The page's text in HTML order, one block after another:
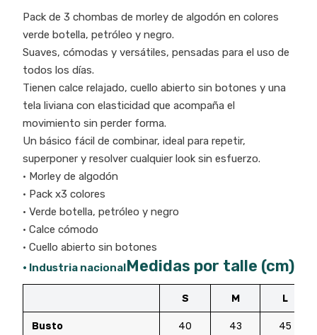
Pack de 3 chombas de morley de algodón en colores
verde botella, petróleo y negro.
Suaves, cómodas y versátiles, pensadas para el uso de
todos los días.
Tienen calce relajado, cuello abierto sin botones y una
tela liviana con elasticidad que acompaña el
movimiento sin perder forma.
Un básico fácil de combinar, ideal para repetir,
superponer y resolver cualquier look sin esfuerzo.
• Morley de algodón
• Pack x3 colores
• Verde botella, petróleo y negro
• Calce cómodo
• Cuello abierto sin botones
• Industria nacionalMedidas por talle (cm)
S M L
Busto 40 43 45